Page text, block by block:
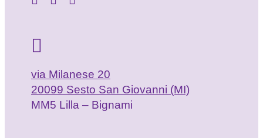
via Milanese 20
20099 Sesto San Giovanni (MI)
MM5 Lilla – Bignami